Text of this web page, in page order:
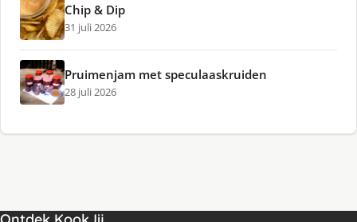
Chip & Dip
31 juli 2026
Pruimenjam met speculaaskruiden
28 juli 2026